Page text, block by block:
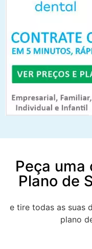
Peça uma
Plano de
e tire todas as suas
plano